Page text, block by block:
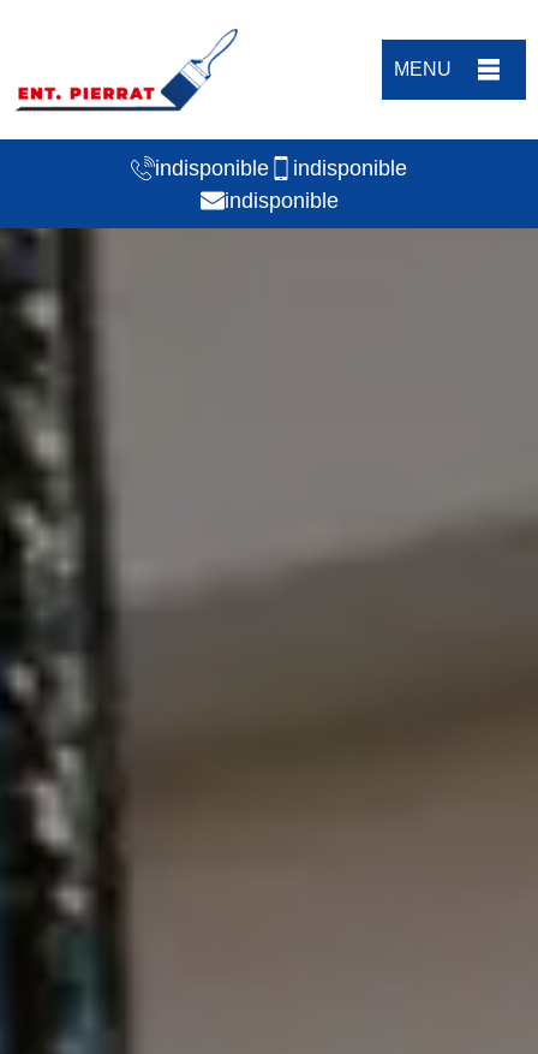
MENU
indisponible
indisponible
indisponible